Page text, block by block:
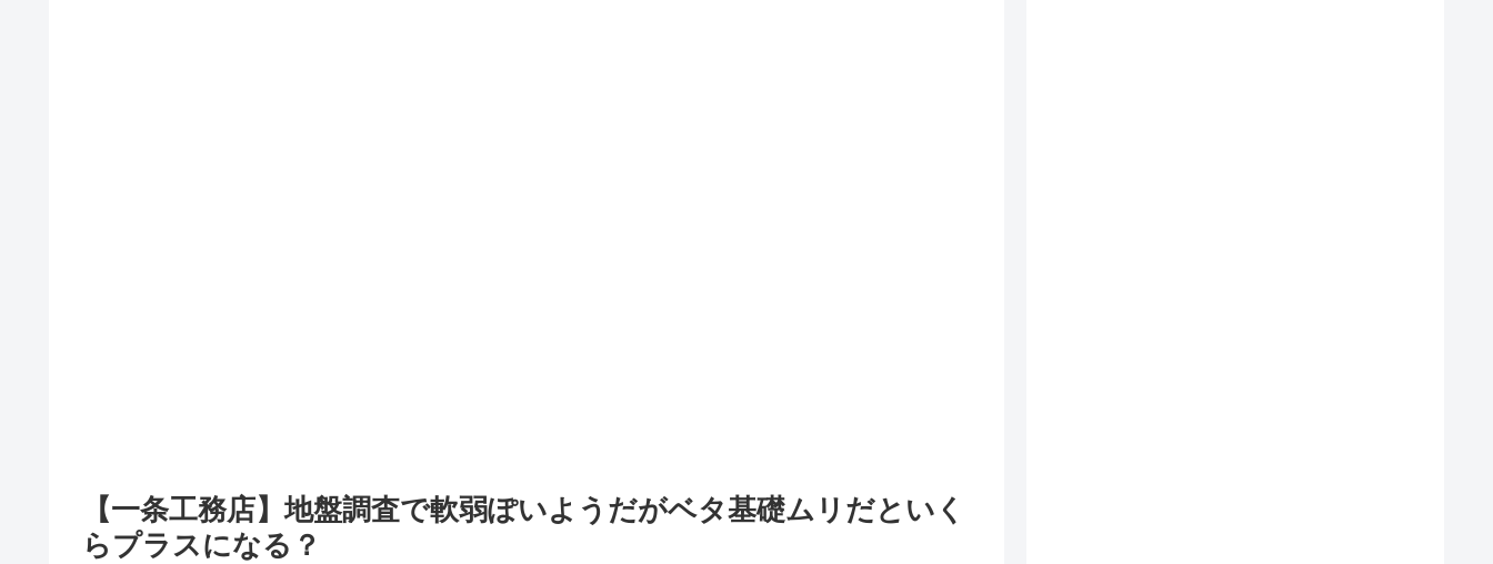
【一条工務店】地盤調査で軟弱ぽいようだがベタ基礎ムリだといく
らプラスになる？